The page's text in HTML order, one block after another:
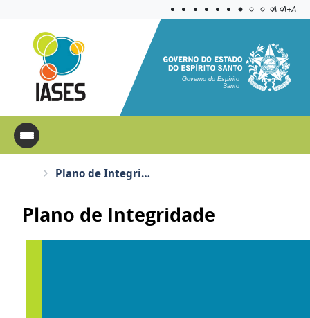
Aplicar
A=A+A-
Governo do Espírito
Santo
Plano de Integridade
Plano de Integridade